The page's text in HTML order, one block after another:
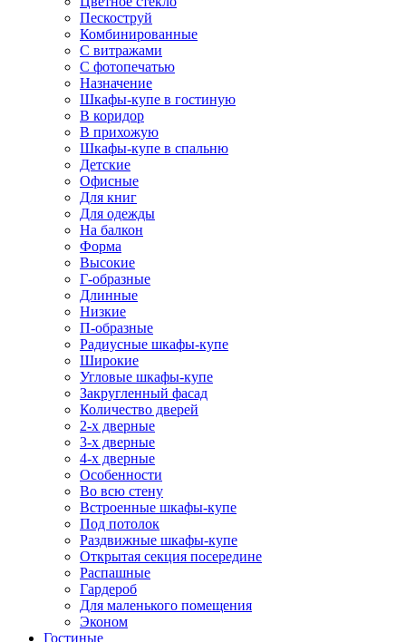
Пескоструй
Комбинированные
С витражами
С фотопечатью
Назначение
Шкафы-купе в гостиную
В коридор
В прихожую
Шкафы-купе в спальню
Детские
Офисные
Для книг
Для одежды
На балкон
Форма
Высокие
Г-образные
Длинные
Низкие
П-образные
Радиусные шкафы-купе
Широкие
Угловые шкафы-купе
Закругленный фасад
Количество дверей
2-х дверные
3-х дверные
4-х дверные
Особенности
Во всю стену
Встроенные шкафы-купе
Под потолок
Раздвижные шкафы-купе
Открытая секция посередине
Распашные
Гардероб
Для маленького помещения
Эконом
Гостиные